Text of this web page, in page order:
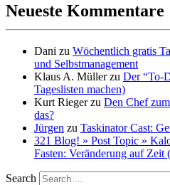
Neueste Kommentare
Dani zu Wöchentlich gratis
und Selbstmanagement
Klaus A. Müllerzu Der “To-
Tageslisten machen)
Kurt Riegerzu Den Chef
das?
Jürgen zu Taskinator Cast:
321 Blog! » Post Topic »
Fasten: Veränderung auf Zeit
Search